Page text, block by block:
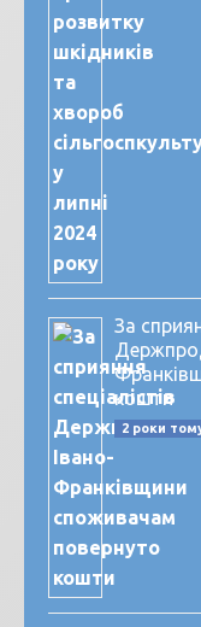
За
кошти
2 роки